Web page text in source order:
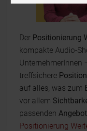
Der Positionierung
kompakte Audio-
UnternehmerInnen
treffsichere
auf alles, was zum
vor allem
passenden
Positionierung